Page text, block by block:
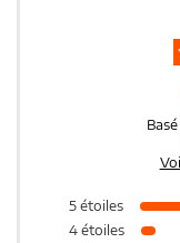
5 étoiles
4 étoiles